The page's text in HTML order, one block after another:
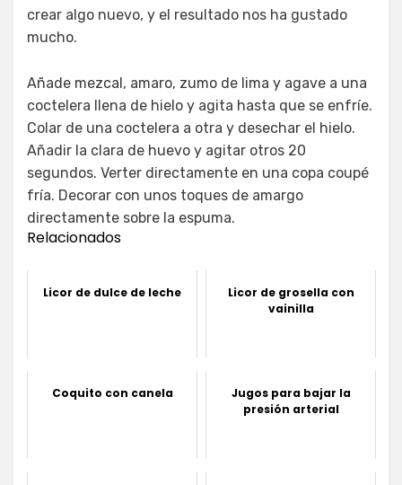
crear algo nuevo, y el resultado nos ha gustado
mucho.
Añade mezcal, amaro, zumo de lima y agave a una
coctelera llena de hielo y agita hasta que se enfríe.
Colar de una coctelera a otra y desechar el hielo.
Añadir la clara de huevo y agitar otros 20
segundos. Verter directamente en una copa coupé
fría. Decorar con unos toques de amargo
directamente sobre la espuma.
Relacionados
Licor de dulce de leche
Licor de grosella con
vainilla
Coquito con canela
Jugos para bajar la
presión arterial